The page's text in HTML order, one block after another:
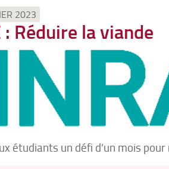
2023
Réduire la viande
étudiants un défi d’un mois